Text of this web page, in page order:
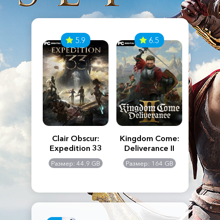
Creed
5.9
Clair Obscur:
Expedition 33
Размер: 44.9 GB
6.5
Kingdom Come:
Deliverance II
Размер: 164 GB
The